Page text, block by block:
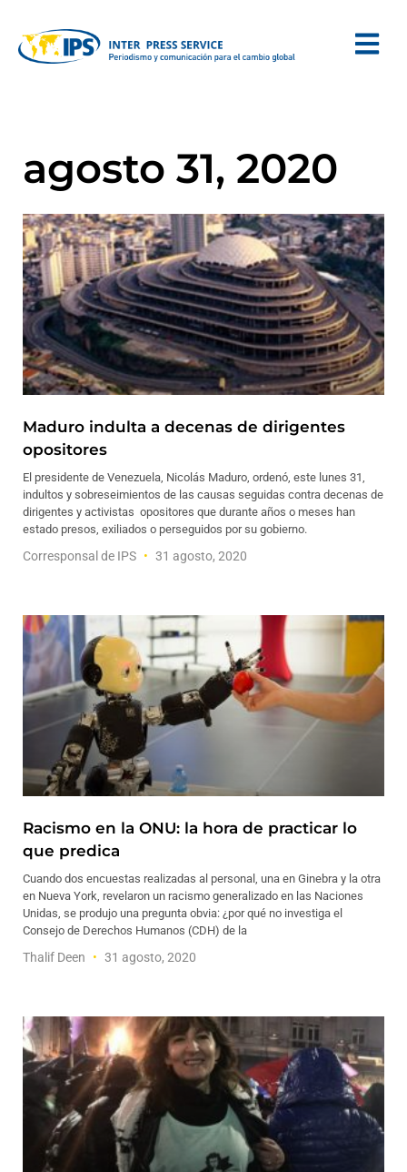
agosto 31, 2020
Maduro indulta a decenas de dirigentes
opositores
El presidente de Venezuela, Nicolás Maduro, ordenó, este lunes 31,
indultos y sobreseimientos de las causas seguidas contra decenas de
dirigentes y activistas opositores que durante años o meses han
estado presos, exiliados o perseguidos por su gobierno.
Corresponsal de IPS 31 agosto, 2020
Racismo en la ONU: la hora de practicar lo
que predica
Cuando dos encuestas realizadas al personal, una en Ginebra y la otra
en Nueva York, revelaron un racismo generalizado en las Naciones
Unidas, se produjo una pregunta obvia: ¿por qué no investiga el
Consejo de Derechos Humanos (CDH) de la
Thalif Deen 31 agosto, 2020